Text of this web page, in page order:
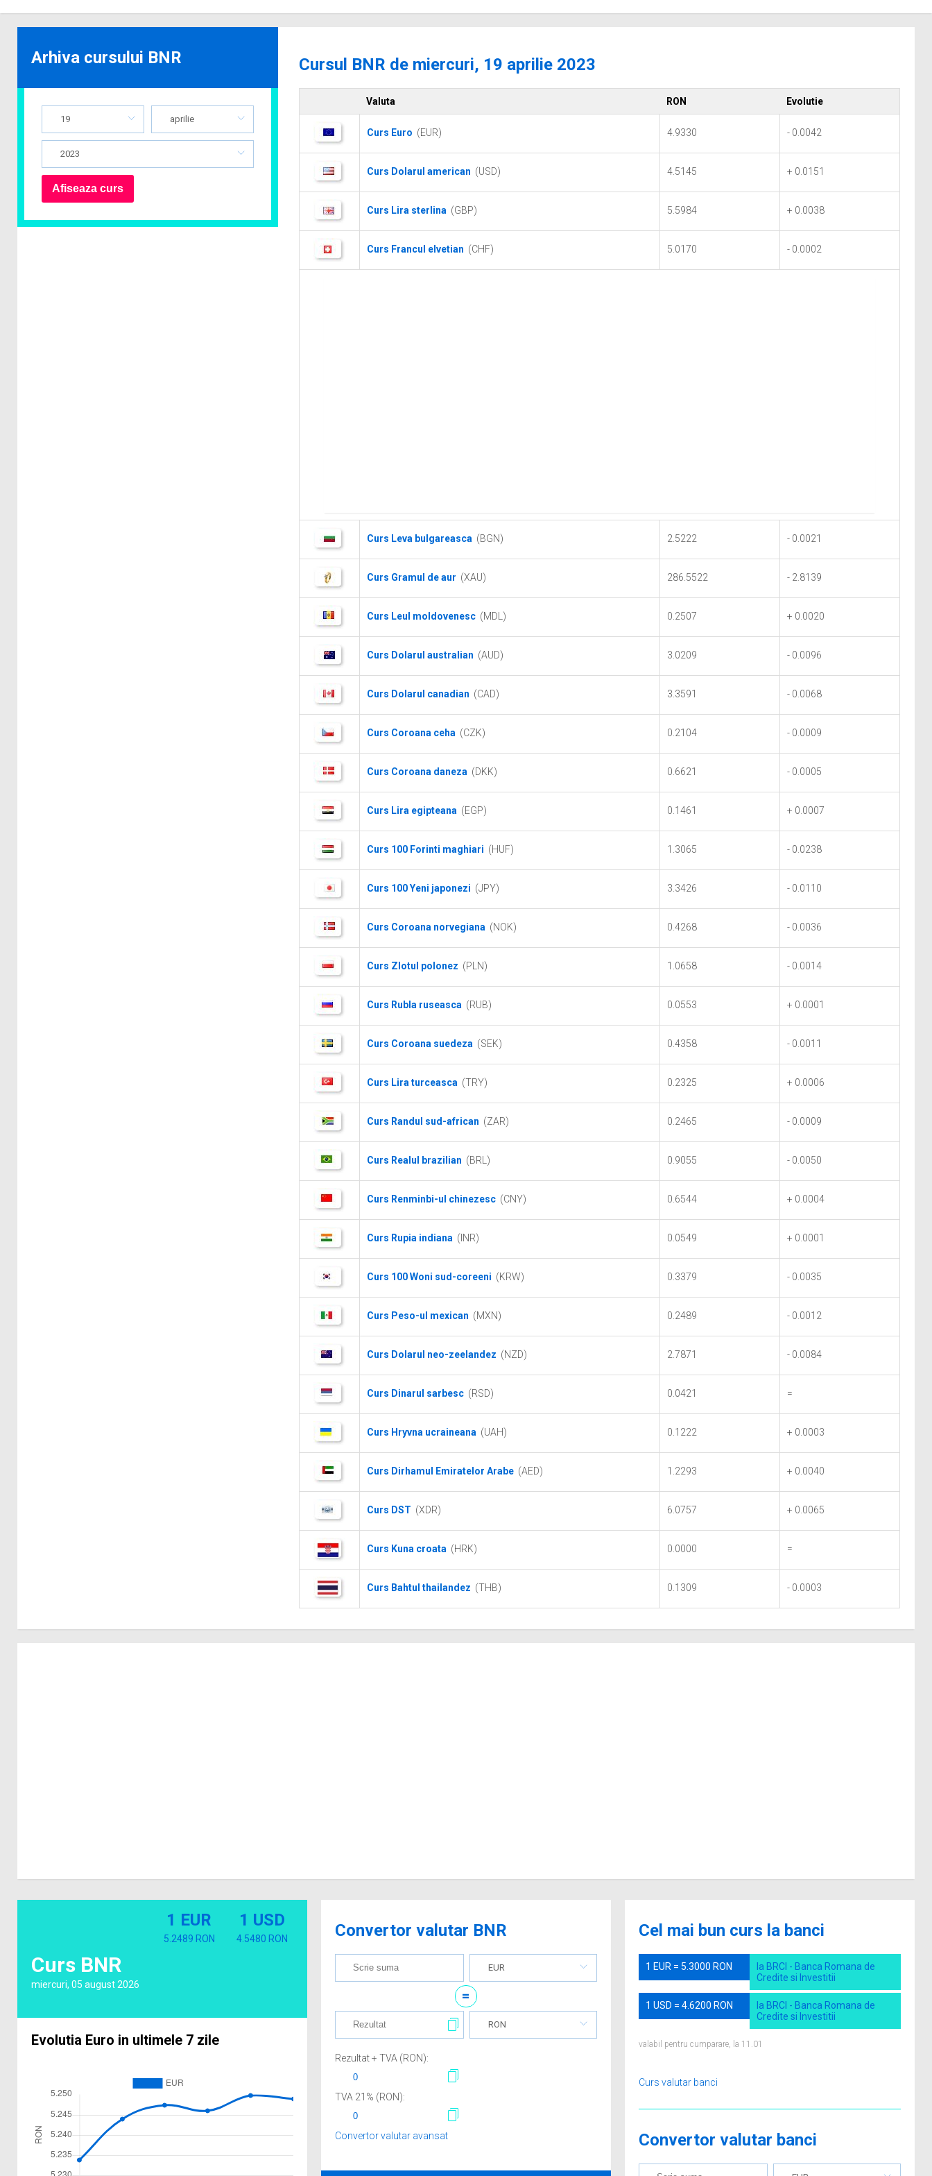
Cursul BNR de miercuri, 19 aprilie 2023
Valuta RON Evolutie
Curs Euro (EUR) 4.9330 - 0.0042
Curs Dolarul american (USD) 4.5145 + 0.0151
Curs Lira sterlina (GBP) 5.5984 + 0.0038
Curs Francul elvetian (CHF) 5.0170 - 0.0002
Curs Leva bulgareasca (BGN) 2.5222 - 0.0021
Curs Gramul de aur (XAU) 286.5522 - 2.8139
Curs Leul moldovenesc (MDL) 0.2507 + 0.0020
Curs Dolarul australian (AUD) 3.0209 - 0.0096
Curs Dolarul canadian (CAD) 3.3591 - 0.0068
Curs Coroana ceha (CZK) 0.2104 - 0.0009
Curs Coroana daneza (DKK) 0.6621 - 0.0005
Curs Lira egipteana (EGP) 0.1461 + 0.0007
Curs 100 Forinti maghiari (HUF) 1.3065 - 0.0238
Curs 100 Yeni japonezi (JPY) 3.3426 - 0.0110
Curs Coroana norvegiana (NOK) 0.4268 - 0.0036
Curs Zlotul polonez (PLN) 1.0658 - 0.0014
Curs Rubla ruseasca (RUB) 0.0553 + 0.0001
Curs Coroana suedeza (SEK) 0.4358 - 0.0011
Curs Lira turceasca (TRY) 0.2325 + 0.0006
Curs Randul sud-african (ZAR) 0.2465 - 0.0009
Curs Realul brazilian (BRL) 0.9055 - 0.0050
Curs Renminbi-ul chinezesc (CNY) 0.6544 + 0.0004
Curs Rupia indiana (INR) 0.0549 + 0.0001
Curs 100 Woni sud-coreeni (KRW) 0.3379 - 0.0035
Curs Peso-ul mexican (MXN) 0.2489 - 0.0012
Curs Dolarul neo-zeelandez (NZD) 2.7871 - 0.0084
Curs Dinarul sarbesc (RSD) 0.0421 =
Curs Hryvna ucraineana (UAH) 0.1222 + 0.0003
Curs Dirhamul Emiratelor Arabe (AED) 1.2293 + 0.0040
Curs DST (XDR) 6.0757 + 0.0065
Curs Kuna croata (HRK) 0.0000 =
Curs Bahtul thailandez (THB) 0.1309 - 0.0003
Arhiva cursului BNR
19 aprilie
2023
Curs BNR
miercuri, 05 august 2026
1 EUR
5.2489 RON
1 USD
4.5480 RON
Evolutia Euro in ultimele 7 zile
Convertor valutar BNR
EUR
=
RON
Rezultat + TVA (RON):
TVA 21 % (RON):
Convertor valutar avansat
Cel mai bun curs la banci
1 EUR = 5.3000 RON
la BRCI - Banca Romana de
Credite si Investitii
1 USD = 4.6200 RON
la BRCI - Banca Romana de
Credite si Investitii
valabil pentru cumparare, la 11.01
Curs valutar banci
Convertor valutar banci